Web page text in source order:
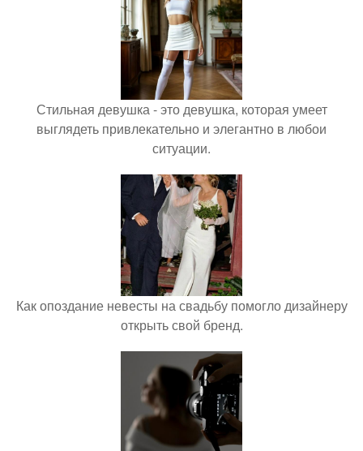
Стильная девушка - это девушка, которая умеет
выглядеть привлекательно и элегантно в любои
ситуации.
Как опоздание невесты на свадьбу помогло дизайнеру
открыть свой бренд.